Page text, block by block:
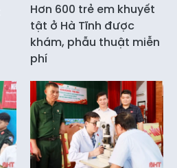
Hơn 600 trẻ em khuyết
tật ở Hà Tĩnh được
khám, phẫu thuật miễn
phí